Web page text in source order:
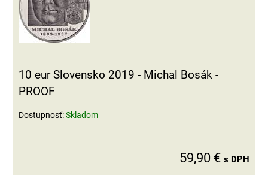
10 eur Slovensko 2019 - Michal Bosák -
PROOF
Dostupnosť:Skladom
59,90 € s DPH